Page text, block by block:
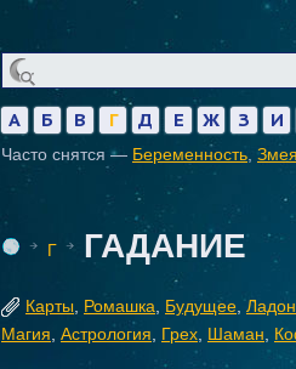
А Б В Г Д Е Ж З И
Часто снятся — Беременность Змея
Г ГАДАНИЕ
Карты Ромашка Будущее ,
Магия Астрология Грех Шаман